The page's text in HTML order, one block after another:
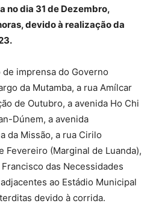
no dia 31 de Dezembro,
devido à realização da
imprensa do Governo
da Mutamba, a rua Amílcar
de Outubro, a avenida Ho Chi
Dúnem, a avenida
da Missão, a rua Cirilo
Fevereiro (Marginal de Luanda),
das Necessidades
ao Estádio Municipal
devido à corrida.